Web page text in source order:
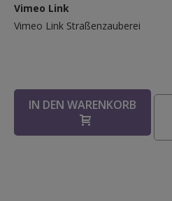
Link
Vimeo Link
Vimeo Link Straßenzauberei
IN DEN WARENKORB